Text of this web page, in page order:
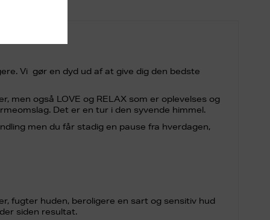
Vi gør en dyd ud af at give dig den bedste
men også LOVE og RELAX som er oplevelses og
Det er en tur i den syvende himmel.
men du får stadig en pause fra hverdagen,
fugter huden, beroligere en sart og sensitiv hud
siden resultat.